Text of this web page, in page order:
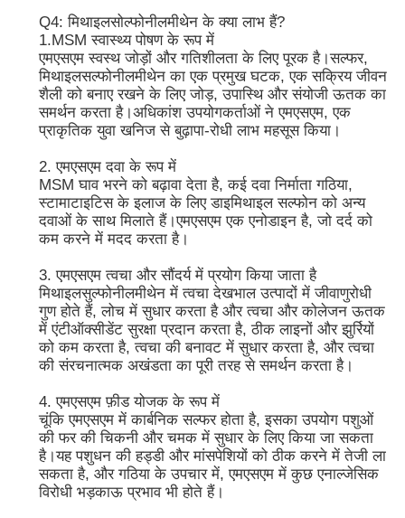
Q4: मिथाइलसोल्फोनीलमीथेन के क्या लाभ हैं?
1.MSM स्वास्थ्य पोषण के रूप में
एमएसएम स्वस्थ जोड़ों और गतिशीलता के लिए पूरक है।सल्फर,
मिथाइलसल्फोनीलमीथेन का एक प्रमुख घटक, एक सक्रिय जीवन
शैली को बनाए रखने के लिए जोड़, उपास्थि और संयोजी ऊतक का
समर्थन करता है।अधिकांश उपयोगकर्ताओं ने एमएसएम, एक
प्राकृतिक युवा खनिज से बुढ़ापा-रोधी लाभ महसूस किया।
2. एमएसएम दवा के रूप में
MSM घाव भरने को बढ़ावा देता है, कई दवा निर्माता गठिया,
स्टामाटाइटिस के इलाज के लिए डाइमिथाइल सल्फोन को अन्य
दवाओं के साथ मिलाते हैं।एमएसएम एक एनोडाइन है, जो दर्द को
कम करने में मदद करता है।
3. एमएसएम त्वचा और सौंदर्य में प्रयोग किया जाता है
मिथाइलसुल्फोनीलमीथेन में त्वचा देखभाल उत्पादों में जीवाणुरोधी
गुण होते हैं, लोच में सुधार करता है और त्वचा और कोलेजन ऊतक
में एंटीऑक्सीडेंट सुरक्षा प्रदान करता है, ठीक लाइनों और झुर्रियों
को कम करता है, त्वचा की बनावट में सुधार करता है, और त्वचा
की संरचनात्मक अखंडता का पूरी तरह से समर्थन करता है।
4. एमएसएम फ़ीड योजक के रूप में
चूंकि एमएसएम में कार्बनिक सल्फर होता है, इसका उपयोग पशुओं
की फर की चिकनी और चमक में सुधार के लिए किया जा सकता
है।यह पशुधन की हड्डी और मांसपेशियों को ठीक करने में तेजी ला
सकता है, और गठिया के उपचार में, एमएसएम में कुछ एनाल्जेसिक
विरोधी भड़काऊ प्रभाव भी होते हैं।